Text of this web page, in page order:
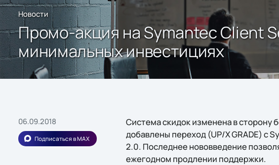
Новости
Промо-акция на Symantec Client
минимальных инвестициях
06.09.2018
Подписаться в MAX
Система скидок изменена в сторону
добавлены переход (UP/X GRADE) с
2.0. Последнее нововведение
ежегодном продлении поддержки.